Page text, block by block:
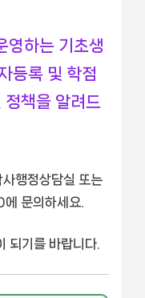
영하는 기초생
등록 및 학점
책을 알려드
행정상담실 또는
문의하세요.
되기를 바랍니다.